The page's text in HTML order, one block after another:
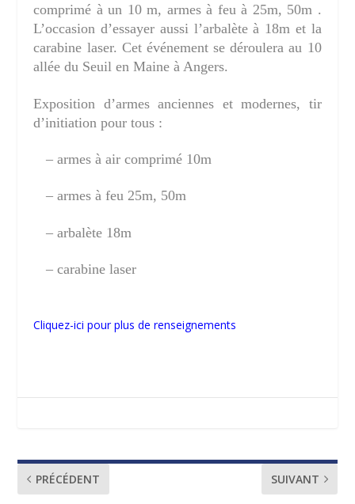
comprimé à un 10 m, armes à feu à 25m, 50m .
L’occasion d’essayer aussi l’arbalète à 18m et la
carabine laser. Cet événement se déroulera au 10
allée du Seuil en Maine à Angers.
Exposition d’armes anciennes et modernes, tir
d’initiation pour tous :
– armes à air comprimé 10m
– armes à feu 25m, 50m
– arbalète 18m
– carabine laser
Cliquez-ici pour plus de renseignements
PRÉCÉDENT SUIVANT